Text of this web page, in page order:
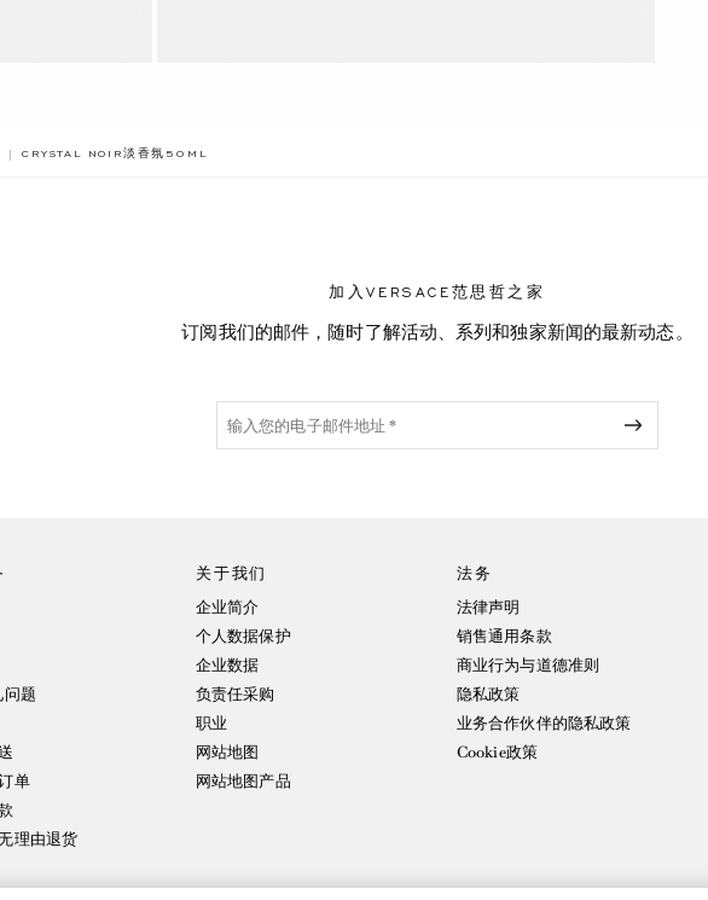
BREADCRUMB.ADA.LABEL.CURRENT
CRYSTAL NOIR淡香氛50ML
加入VERSACE范思哲之家
订阅我们的邮件，随时了解活动、系列和独家新闻的最新动态。
题
单
理由退货
关于我们
企业简介
个人数据保护
企业数据
负责任采购
职业
网站地图
网站地图产品
法务
法律声明
销售通用条款
商业行为与道德准则
隐私政策
业务合作伙伴的隐私政策
Cookie政策